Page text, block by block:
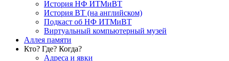
История НФ ИТМиВТ
История ВТ (на английском)
Подкаст об НФ ИТМиВТ
Виртуальный компьютерный музей
Аллея памяти
Кто? Где? Когда?
Адреса и явки